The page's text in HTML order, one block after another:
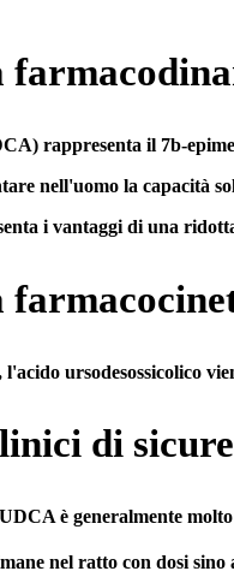
rappresenta il 7b-
nell'uomo la capacità
i vantaggi di una
ursodesossicolico
di
è generalmente
nel ratto con dosi